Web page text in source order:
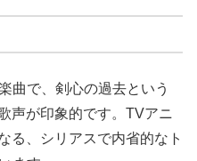
曲で、剣心の過去という
声が印象的です。TVアニ
る、シリアスで内省的なト